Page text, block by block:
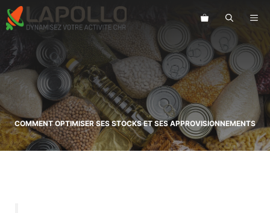
Aller
au
contenu
COMMENT OPTIMISER SES STOCKS ET SES APPROVISIONNEMENTS